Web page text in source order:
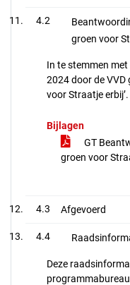
4.2
groen voor
In te stemmen
2024 door de VVD
voor Straatje erbij’.
Bijlagen
GT
groen voor
4.3 Afgevoerd
4.4
Deze